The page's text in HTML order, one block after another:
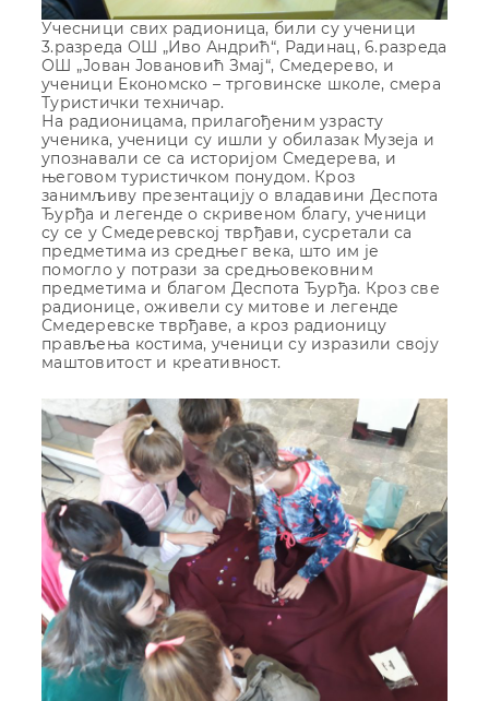
Учесници свих радионица, били су ученици
3.разреда ОШ „Иво Андрић“, Радинац, 6.разреда
ОШ „Јован Јовановић Змај“, Смедерево, и
ученици Економско – трговинске школе, смера
Туристички техничар.
На радионицама, прилагођеним узрасту
ученика, ученици су ишли у обилазак Музеја и
упознавали се са историјом Смедерева, и
његовом туристичком понудом. Кроз
занимљиву презентацију о владавини Деспота
Ђурђа и легенде о скривеном благу, ученици
су се у Смедеревској тврђави, сусретали са
предметима из средњег века, што им је
помогло у потрази за средњовековним
предметима и благом Деспота Ђурђа. Кроз све
радионице, оживели су митове и легенде
Смедеревске тврђаве, а кроз радионицу
прављења костима, ученици су изразили своју
маштовитост и креативност.